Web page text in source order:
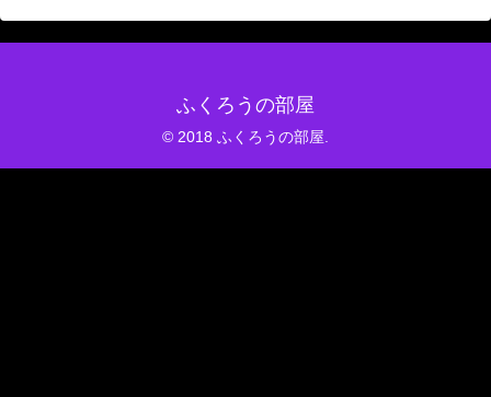
ふくろうの部屋
© 2018 ふくろうの部屋.